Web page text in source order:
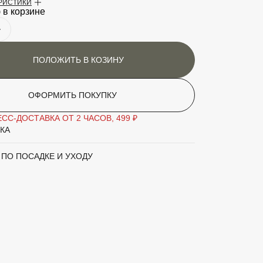
высота
Май-июнь
товар Нет
в корзине
ПОЛОЖИТЬ В КОЗИНУ
ОФОРМИТЬ ПОКУПКУ
ДОСТАВКА ОТ 2 ЧАСОВ, 499 ₽
ПО ПОСАДКЕ И УХОДУ